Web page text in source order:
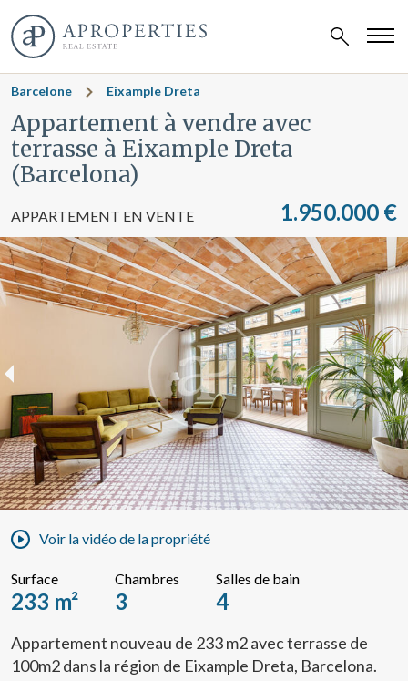
Barcelone Eixample Dreta
Appartement à vendre avec
terrasse à Eixample Dreta
(Barcelona)
APPARTEMENT EN VENTE 1.950.000 €
Voir la vidéo de la propriété
Surface
233 m²
Chambres
3
Salles de bain
4
Appartement nouveau de 233 m2 avec terrasse de
100m2 dans la région de Eixample Dreta, Barcelona.